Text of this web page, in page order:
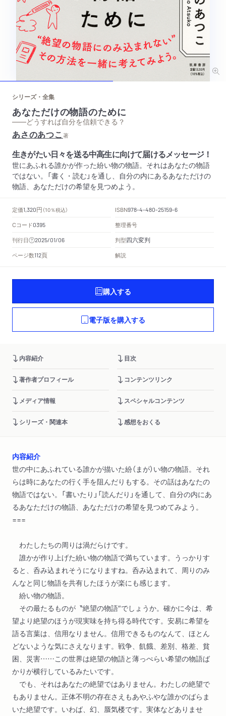
シリーズ・全集
あなただけの物語のために
——どうすれば自分を信頼できる？
あさのあつこ著
生きがたい日々を送る中高生に向けて届けるメッセージ！
世にあふれる誰かが作った紛い物の物語。それはあなたの物語
ではない。「書く・読む」を通し、自分の内にあるあなただけの
物語、あなただけの希望を見つめよう。
定価1,320円 （10％税込） ISBN978-4-480-25159-6
Cコード0395
整理番号
刊行日
2025/01/06 判型四六変判
ページ数112頁 解説
購入する
電子版を購入する
内容紹介 目次
著作者プロフィール コンテンツリンク
メディア情報 スペシャルコンテンツ
シリーズ・関連本 感想をおくる
内容紹介
世の中にあふれている誰かが描いた紛（まが）い物の物語。それ
らは時にあなたの行く手を阻んだりもする。その話はあなたの
物語ではない。「書いたり」「読んだり」を通して、自分の内にあ
るあなただけの物語、あなただけの希望を見つめてみよう。
===
わたしたちの周りは渦だらけです。
誰かが作り上げた紛い物の物語で満ちています。うっかりす
ると、呑み込まれそうになりますね。呑み込まれて、周りのみ
んなと同じ物語を共有したほうが楽にも感じます。
紛い物の物語。
その最たるものが〝絶望の物語″でしょうか。確かに今は、希
望より絶望のほうが現実味を持ち得る時代です。安易に希望を
語る言葉は、信用なりません。信用できるものなんて、ほとん
どないような気にさえなります。戦争、飢餓、差別、格差、貧
困、災害……この世界は絶望の物語と薄っぺらい希望の物語ば
かりが横行しているみたいです。
でも、それはあなたの絶望ではありません。わたしの絶望で
もありません。正体不明の存在さえもあやふやな誰かのばらま
いた絶望です。いわば、幻、蜃気楼です。実体などありませ